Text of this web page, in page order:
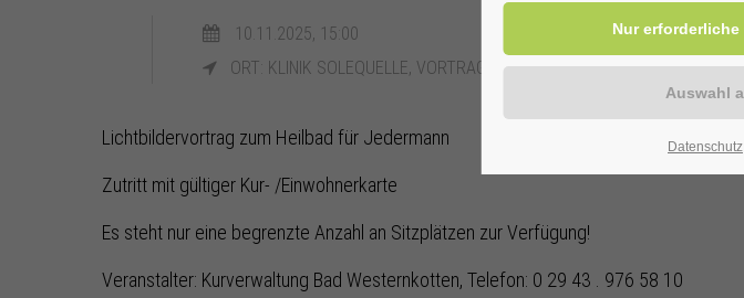
10.11.2025, 15:00
ORT: KLINIK SOLEQUELLE, VORTRAGSRAUM
Lichtbildervortrag zum Heilbad für Jedermann
Zutritt mit gültiger Kur- /Einwohnerkarte
Es steht nur eine begrenzte Anzahl an Sitzplätzen zur Verfügung!
Veranstalter: Kurverwaltung Bad Westernkotten, Telefon: 0 29 43 . 976 58 10
Datenschutz